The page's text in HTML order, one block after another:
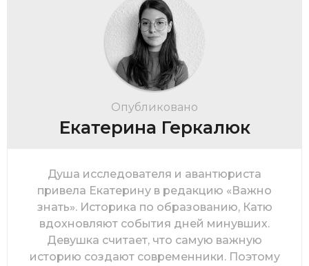
Опубликовано
Екатерина Геркалюк
Душа исследователя и авантюриста
привела Екатерину в редакцию «Важно
знать». Историка по образованию, Катю
вдохновляют события дней минувших.
Девушка считает, что самую важную
историю создают современники. Поэтому